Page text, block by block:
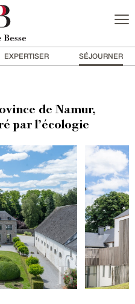
EXPERTISER SÉJOURNER
de Namur,
par l’écologie